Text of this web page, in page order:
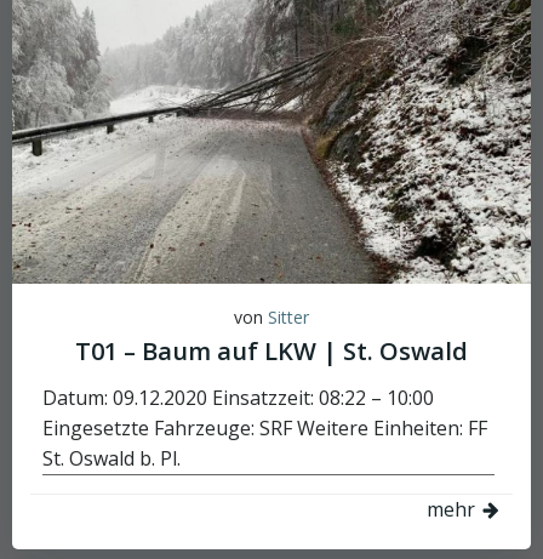
von Sitter
T01 – Baum auf LKW | St. Oswald
Datum: 09.12.2020 Einsatzzeit: 08:22 – 10:00
Eingesetzte Fahrzeuge: SRF Weitere Einheiten: FF
St. Oswald b. Pl.
mehr